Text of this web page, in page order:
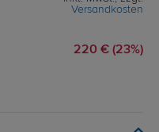
Versandkosten
220 € (23%)